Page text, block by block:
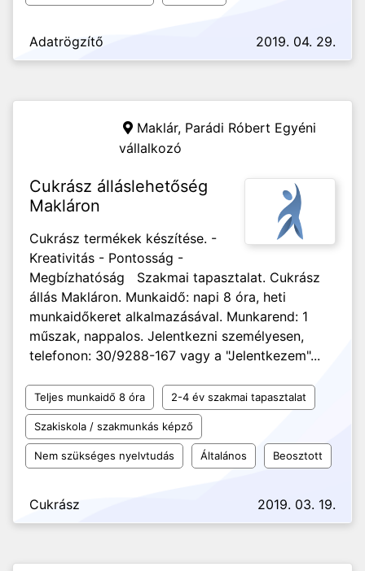
Adatrögzítő 2019. 04. 29.
Maklár, Parádi Róbert Egyéni
vállalkozó
Cukrász álláslehetőség
Makláron
Cukrász termékek készítése. -
Kreativitás - Pontosság -
Megbízhatóság Szakmai tapasztalat. Cukrász
állás Makláron. Munkaidő: napi 8 óra, heti
munkaidőkeret alkalmazásával. Munkarend: 1
műszak, nappalos. Jelentkezni személyesen,
telefonon: 30/9288-167 vagy a "Jelentkezem"...
Teljes munkaidő 8 óra 2-4 év szakmai tapasztalat
Szakiskola / szakmunkás képző
Nem szükséges nyelvtudás Általános Beosztott
Cukrász 2019. 03. 19.